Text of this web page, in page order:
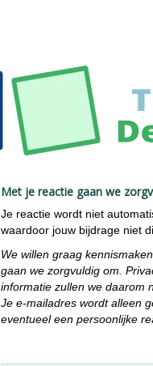
Met je reactie gaan we
Je reactie wordt niet
waardoor jouw bijdrage niet
We willen graag
gaan we zorgvuldig om.
informatie zullen we daarom
Je e-mailadres wordt alleen
eventueel een persoonlijke